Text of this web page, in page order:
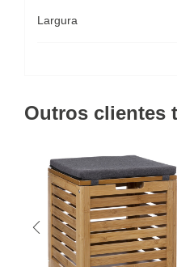
Largura
Outros clientes